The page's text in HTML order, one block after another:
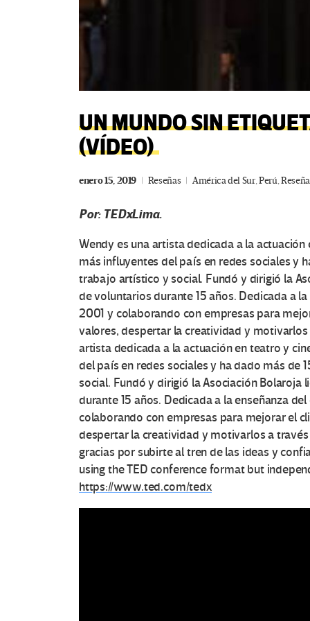
UN MUNDO SIN
(VÍDEO)
enero 15, 2019 Reseñas América del Sur,Perú,
Por: TEDxLima.
Wendy es una artista dedicada a la
más influyentes del país en redes sociales y
trabajo artístico y social. Fundó y dirigió la
de voluntarios durante 15 años. Dedicada a
2001 y colaborando con empresas para
valores, despertar la creatividad y
artista dedicada a la actuación en teatro y
del país en redes sociales y ha dado más de
social. Fundó y dirigió la Asociación
durante 15 años. Dedicada a la enseñanza
colaborando con empresas para mejorar el
despertar la creatividad y motivarlos a
gracias por subirte al tren de las ideas y
using the TED conference format but
https://www.ted.com/tedx